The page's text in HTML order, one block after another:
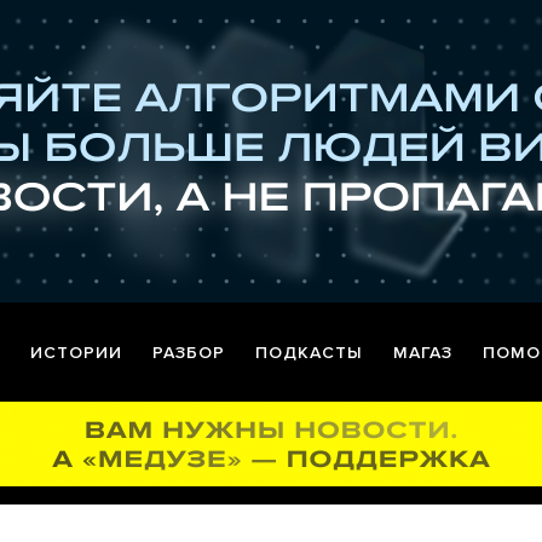
ИСТОРИИ РАЗБОР ПОДКАСТЫ МАГАЗ